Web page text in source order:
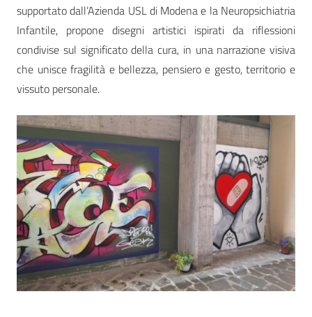
supportato dall’Azienda USL di Modena e la Neuropsichiatria
Infantile, propone disegni artistici ispirati da riflessioni
condivise sul significato della cura, in una narrazione visiva
che unisce fragilità e bellezza, pensiero e gesto, territorio e
vissuto personale.